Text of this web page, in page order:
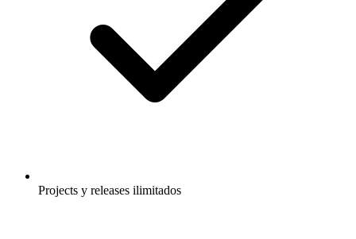
Projects y releases ilimitados